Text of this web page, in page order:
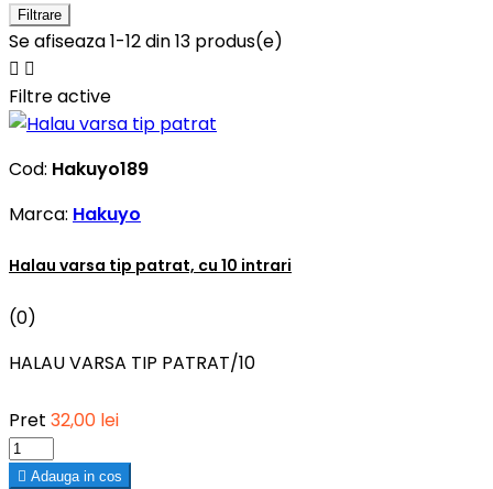
Filtrare
Se afiseaza 1-12 din 13 produs(e)
 
Filtre active
Cod: Hakuyo189
Marca: Hakuyo
Halau varsa tip patrat, cu 10 intrari
(0)
HALAU VARSA TIP PATRAT/10
Pret 32,00 lei
 Adauga in cos